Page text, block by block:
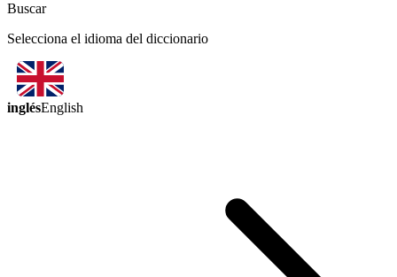
Buscar
Selecciona el idioma del diccionario
inglésEnglish